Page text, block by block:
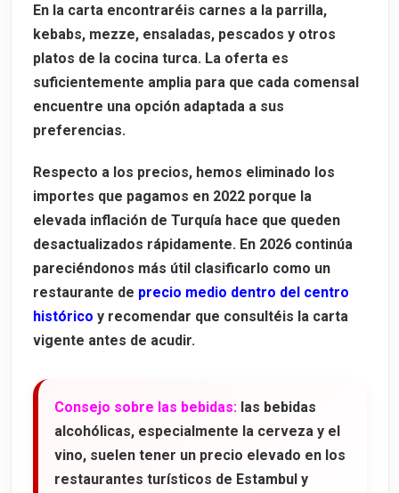
En la carta encontraréis carnes a la parrilla,
kebabs, mezze, ensaladas, pescados y otros
platos de la cocina turca. La oferta es
suficientemente amplia para que cada comensal
encuentre una opción adaptada a sus
preferencias.
Respecto a los precios, hemos eliminado los
importes que pagamos en 2022 porque la
elevada inflación de Turquía hace que queden
desactualizados rápidamente. En 2026 continúa
pareciéndonos más útil clasificarlo como un
restaurante de precio medio dentro del centro
histórico y recomendar que consultéis la carta
vigente antes de acudir.
Consejo sobre las bebidas: las bebidas
alcohólicas, especialmente la cerveza y el
vino, suelen tener un precio elevado en los
restaurantes turísticos de Estambul y